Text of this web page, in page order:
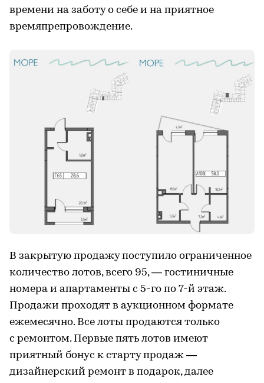
времени на заботу о себе и на приятное
времяпрепровождение.
В закрытую продажу поступило ограниченное
количество лотов, всего 95, — гостиничные
номера и апартаменты с 5-го по 7-й этаж.
Продажи проходят в аукционном формате
ежемесячно. Все лоты продаются только
с ремонтом. Первые пять лотов имеют
приятный бонус к старту продаж —
дизайнерский ремонт в подарок, далее